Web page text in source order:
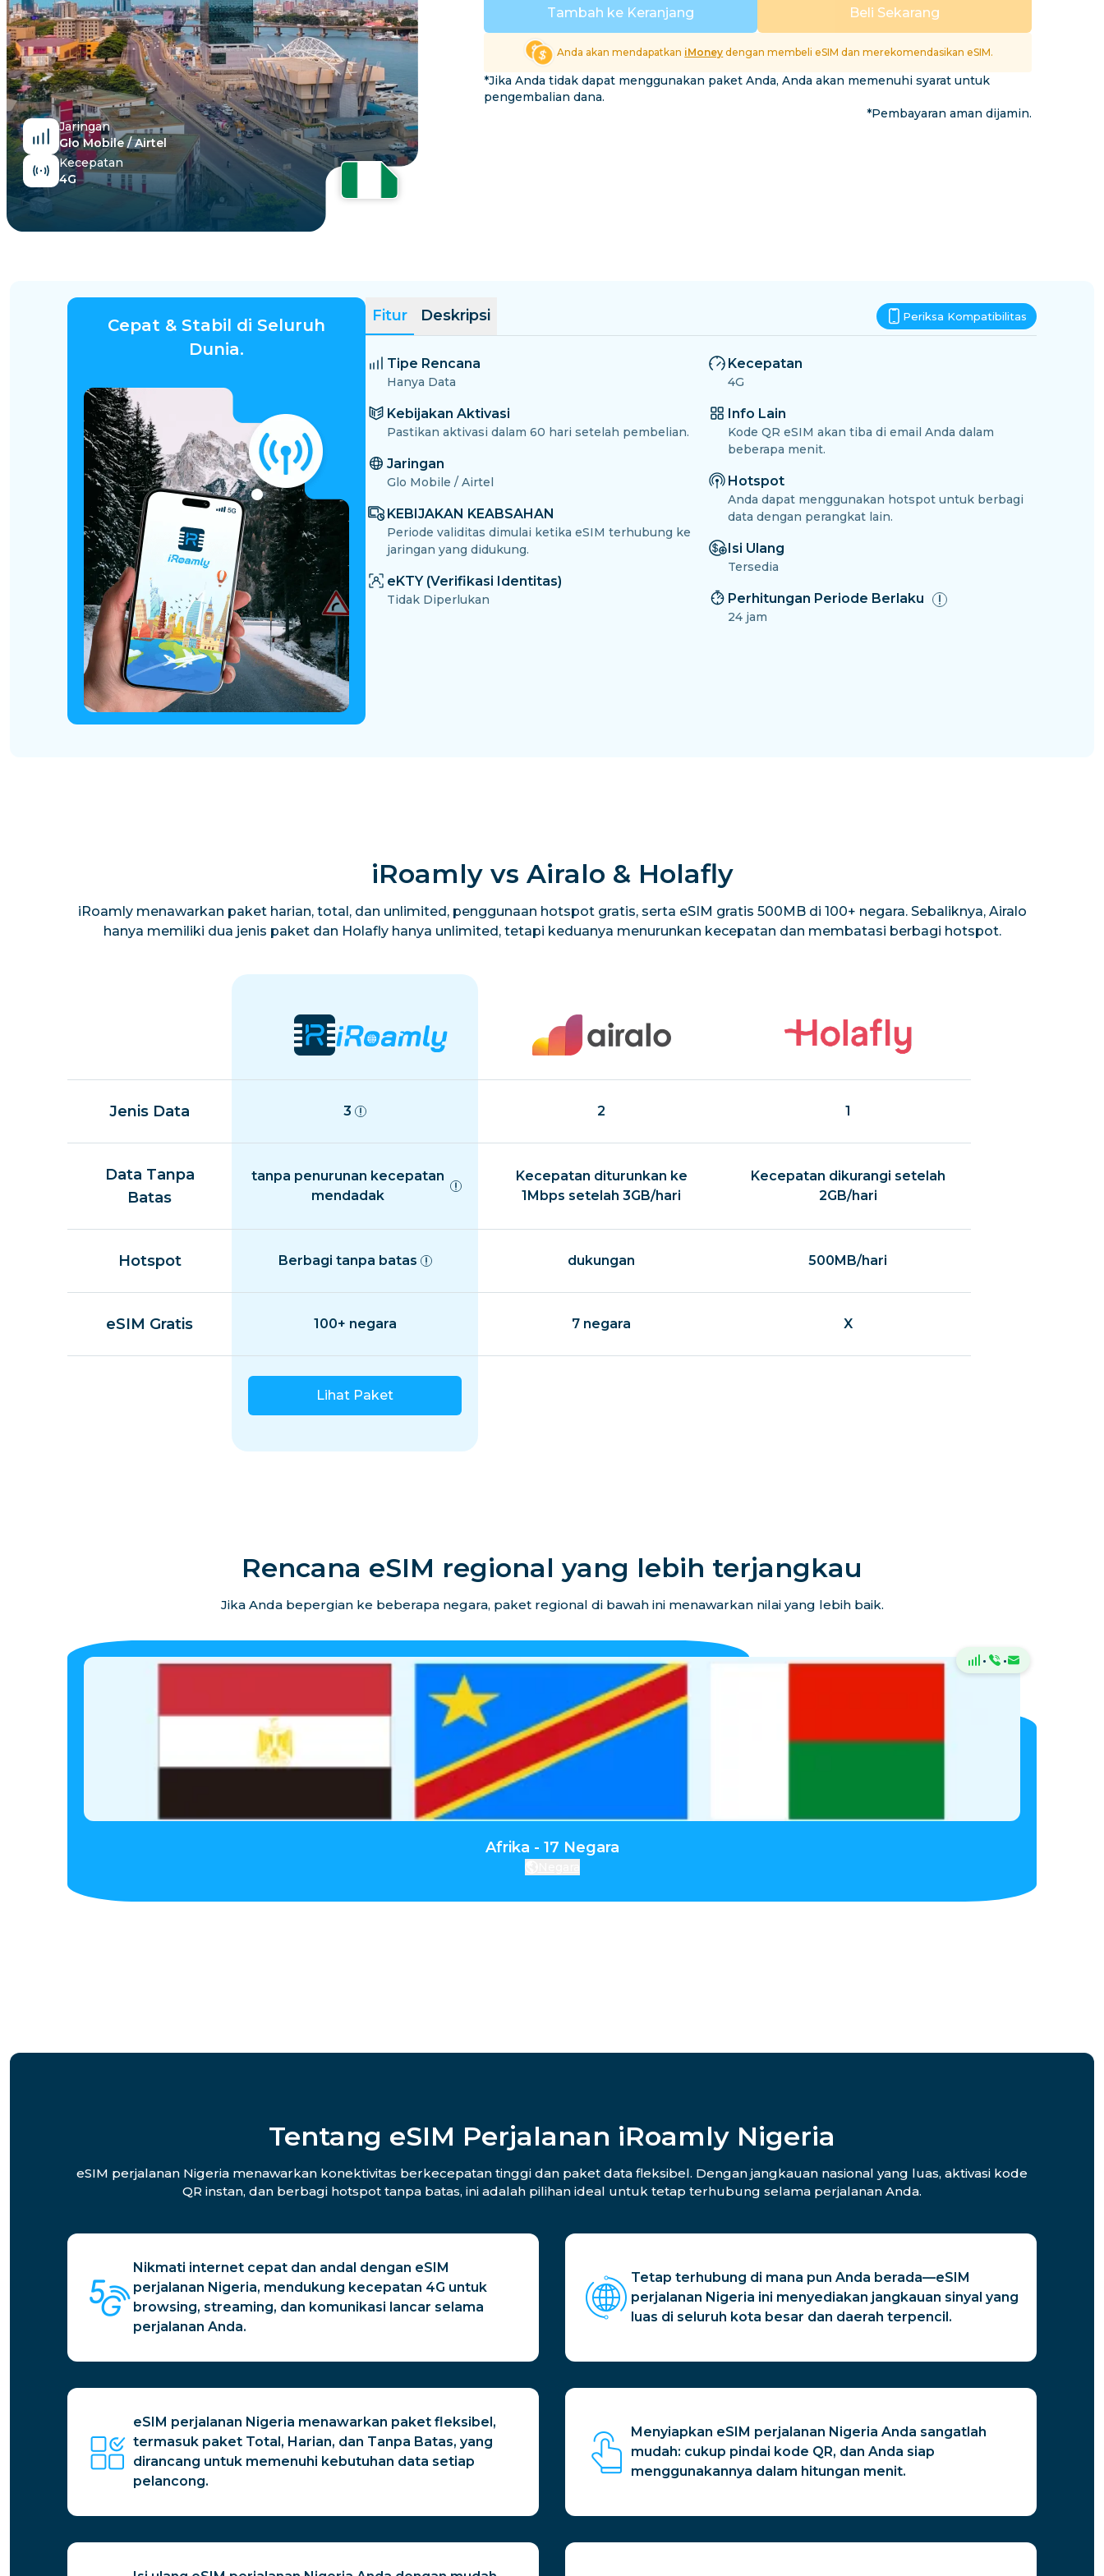
Jelajahi Semua Destinasi
Jaringan
Glo Mobile / Airtel
Kecepatan
4G
Tambah ke Keranjang Beli Sekarang
Anda akan mendapatkan iMoney dengan membeli eSIM dan merekomendasikan eSIM.
*Jika Anda tidak dapat menggunakan paket Anda, Anda akan memenuhi syarat untuk
pengembalian dana.
*Pembayaran aman dijamin.
Cepat & Stabil di Seluruh
Dunia.
Fitur Deskripsi Periksa Kompatibilitas
Tipe Rencana
Hanya Data
Kebijakan Aktivasi
Pastikan aktivasi dalam 60 hari setelah pembelian.
Jaringan
Glo Mobile / Airtel
KEBIJAKAN KEABSAHAN
Periode validitas dimulai ketika eSIM terhubung ke
jaringan yang didukung.
eKTY (Verifikasi Identitas)
Tidak Diperlukan
Kecepatan
4G
Info Lain
Kode QR eSIM akan tiba di email Anda dalam
beberapa menit.
Hotspot
Anda dapat menggunakan hotspot untuk berbagi
data dengan perangkat lain.
Isi Ulang
Tersedia
Perhitungan Periode Berlaku
24 jam
iRoamly vs Airalo & Holafly
iRoamly menawarkan paket harian, total, dan unlimited, penggunaan hotspot gratis, serta eSIM gratis 500MB di 100+ negara. Sebaliknya, Airalo
hanya memiliki dua jenis paket dan Holafly hanya unlimited, tetapi keduanya menurunkan kecepatan dan membatasi berbagi hotspot.
Jenis Data 3 2 1
Data Tanpa
Batas
tanpa penurunan kecepatan
mendadak
Kecepatan diturunkan ke
1Mbps setelah 3GB/hari
Kecepatan dikurangi setelah
2GB/hari
Hotspot Berbagi tanpa batas dukungan 500MB/hari
eSIM Gratis 100+ negara 7 negara X
Lihat Paket
Rencana eSIM regional yang lebih terjangkau
Jika Anda bepergian ke beberapa negara, paket regional di bawah ini menawarkan nilai yang lebih baik.
· ·
Afrika - 17 Negara
Tentang eSIM Perjalanan iRoamly Nigeria
eSIM perjalanan Nigeria menawarkan konektivitas berkecepatan tinggi dan paket data fleksibel. Dengan jangkauan nasional yang luas, aktivasi kode
QR instan, dan berbagi hotspot tanpa batas, ini adalah pilihan ideal untuk tetap terhubung selama perjalanan Anda.
Nikmati internet cepat dan andal dengan eSIM
perjalanan Nigeria, mendukung kecepatan 4G untuk
browsing, streaming, dan komunikasi lancar selama
perjalanan Anda.
Tetap terhubung di mana pun Anda berada—eSIM
perjalanan Nigeria ini menyediakan jangkauan sinyal yang
luas di seluruh kota besar dan daerah terpencil.
eSIM perjalanan Nigeria menawarkan paket fleksibel,
termasuk paket Total, Harian, dan Tanpa Batas, yang
dirancang untuk memenuhi kebutuhan data setiap
pelancong.
Menyiapkan eSIM perjalanan Nigeria Anda sangatlah
mudah: cukup pindai kode QR, dan Anda siap
menggunakannya dalam hitungan menit.